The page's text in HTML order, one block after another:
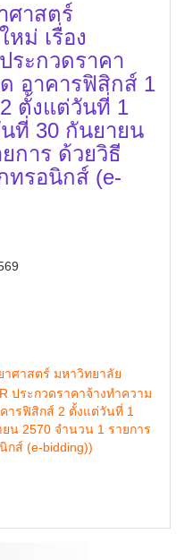
ศาสตร์
หม่ เรื่อง
ระกวดราคา
อาคารฟิสิกส์ 1
ตั้งแต่วันที่ 1
ที่ 30 กันยายน
การ ด้วยวิธี
ทรอนิกส์ (e-
าศาสตร์ มหาวิทยาลัย
ประกวดราคาจ้างทำความ
ารฟิสิกส์ 2 ตั้งแต่วันที่ 1
น 2570 จำนวน 1 รายการ
กส์ (e-bidding))